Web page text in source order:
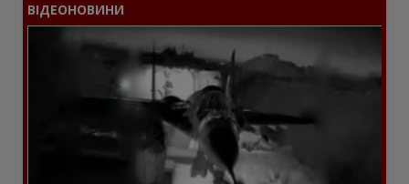
ВІДЕОНОВИНИ